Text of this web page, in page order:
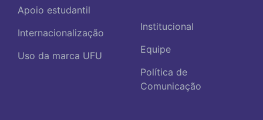
Apoio estudantil
Internacionalização
Uso da marca UFU
Institucional
Equipe
Política de
Comunicação